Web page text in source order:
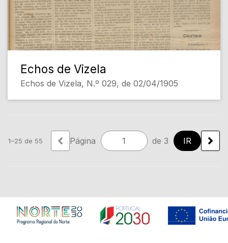
Echos de Vizela
Echos de Vizela, N.º 029, de 02/04/1905
1–25 de 55 Página de 3